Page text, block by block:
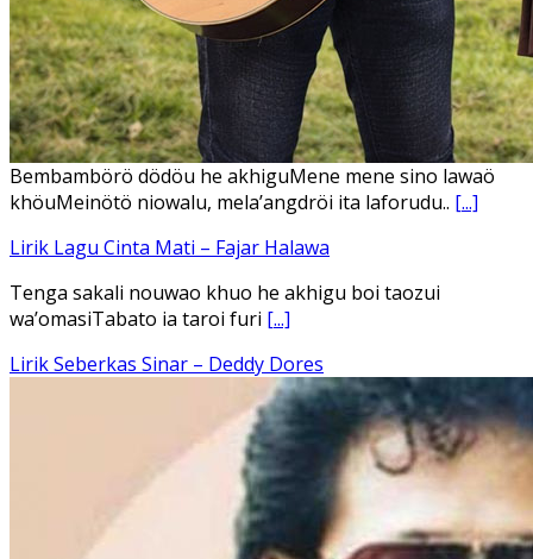
Ena’o natola ukhamoHaga mbawa ba desa’aUhalo ube’e
khomoUohe ia ube bangaimo Ena’o
Lirik Lagu FAFOFA Ciptaan Fajar Halawa Vocal Rendi Gulo